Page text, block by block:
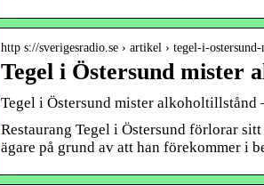
http s://sverigesradio.se › artikel › tegel-i-
Tegel i Östersund mister
Tegel i Östersund mister alkoholtillstånd
Restaurang Tegel i Östersund förlorar
ägare på grund av att han förekommer i